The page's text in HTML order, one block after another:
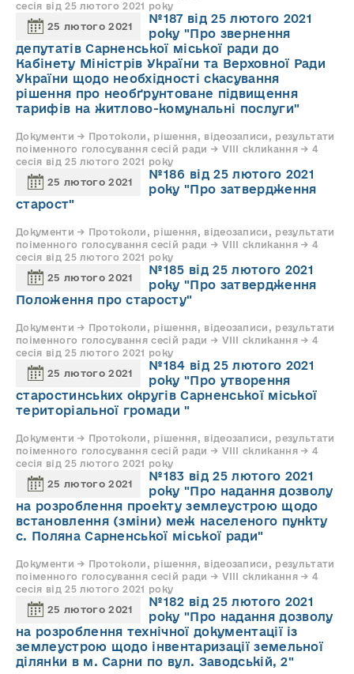
сесія від 25 лютого 2021 року
25 лютого 2021
№187 від 25 лютого 2021
року "Про звернення
депутатів Сарненської міської ради до
Кабінету Міністрів України та Верховної Ради
України щодо необхідності скасування
рішення про необґрунтоване підвищення
тарифів на житлово-комунальні послуги"
Документи → Протоколи, рішення, відеозаписи, результати
поіменного голосування сесій ради → VIII скликання → 4
сесія від 25 лютого 2021 року
25 лютого 2021
№186 від 25 лютого 2021
року "Про затвердження
старост"
Документи → Протоколи, рішення, відеозаписи, результати
поіменного голосування сесій ради → VIII скликання → 4
сесія від 25 лютого 2021 року
25 лютого 2021
№185 від 25 лютого 2021
року "Про затвердження
Положення про старосту"
Документи → Протоколи, рішення, відеозаписи, результати
поіменного голосування сесій ради → VIII скликання → 4
сесія від 25 лютого 2021 року
25 лютого 2021
№184 від 25 лютого 2021
року "Про утворення
старостинських округів Сарненської міської
територіальної громади "
Документи → Протоколи, рішення, відеозаписи, результати
поіменного голосування сесій ради → VIII скликання → 4
сесія від 25 лютого 2021 року
25 лютого 2021
№183 від 25 лютого 2021
року "Про надання дозволу
на розроблення проекту землеустрою щодо
встановлення (зміни) меж населеного пункту
с. Поляна Сарненської міської ради"
Документи → Протоколи, рішення, відеозаписи, результати
поіменного голосування сесій ради → VIII скликання → 4
сесія від 25 лютого 2021 року
25 лютого 2021
№182 від 25 лютого 2021
року "Про надання дозволу
на розроблення технічної документації із
землеустрою щодо інвентаризації земельної
ділянки в м. Сарни по вул. Заводській, 2"